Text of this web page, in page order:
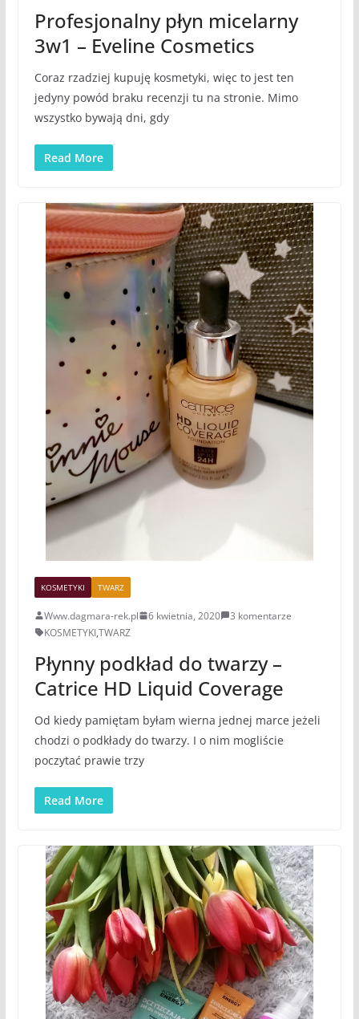
Profesjonalny płyn micelarny
3w1 – Eveline Cosmetics
Coraz rzadziej kupuję kosmetyki, więc to jest ten
jedyny powód braku recenzji tu na stronie. Mimo
wszystko bywają dni, gdy
Read More
KOSMETYKI TWARZ
Www.dagmara-rek.pl 6 kwietnia, 2020
3 komentarze
KOSMETYKI,TWARZ
Płynny podkład do twarzy –
Catrice HD Liquid Coverage
Od kiedy pamiętam byłam wierna jednej marce jeżeli
chodzi o podkłady do twarzy. I o nim mogliście
poczytać prawie trzy
Read More